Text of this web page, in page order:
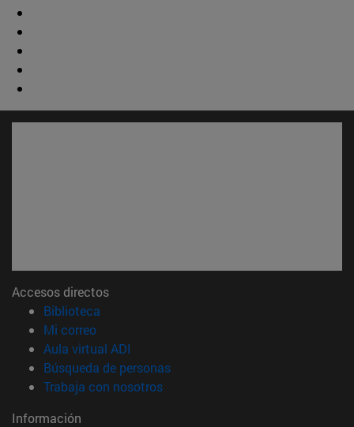
Accesos directos
Biblioteca
Mi correo(abre en nueva ventana)
Aula virtual ADI
Búsqueda de personas(abre en nueva ventana)
Trabaja con nosotros(abre en nueva ventana)
Información